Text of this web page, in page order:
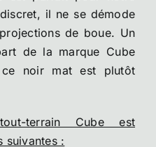
il ne se démode
de boue. Un
de la marque Cube
ce noir mat est plutôt
terrain Cube est
suivantes :